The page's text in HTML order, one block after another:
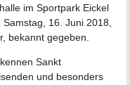
im Sportpark Eickel
16. Juni 2018,
bekannt gegeben.
Sankt
und besonders